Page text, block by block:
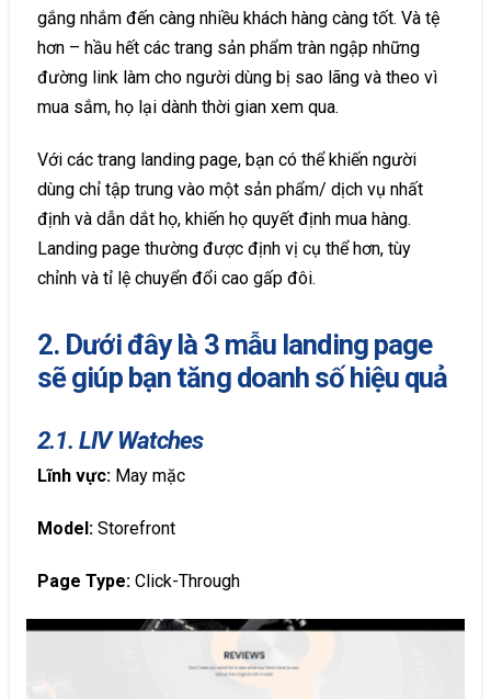
gắng nhắm đến càng nhiều khách hàng càng tốt. Và tệ
hơn – hầu hết các trang sản phẩm tràn ngập những
đường link làm cho người dùng bị sao lãng và theo vì
mua sắm, họ lại dành thời gian xem qua.
Với các trang landing page, bạn có thể khiến người
dùng chỉ tập trung vào một sản phẩm/ dịch vụ nhất
định và dẫn dắt họ, khiến họ quyết định mua hàng.
Landing page thường được định vị cụ thể hơn, tùy
chỉnh và tỉ lệ chuyển đổi cao gấp đôi.
2. Dưới đây là 3 mẫu landing page
sẽ giúp bạn tăng doanh số hiệu quả
2.1. LIV Watches
Lĩnh vực: May mặc
Model: Storefront
Page Type: Click-Through